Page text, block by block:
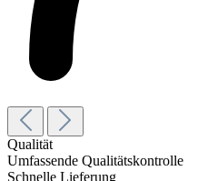
Qualität
Umfassende Qualitätskontrolle
Schnelle Lieferung